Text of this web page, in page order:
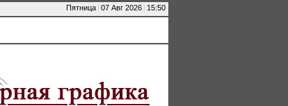
Пятница | 07 Авг 2026 | 15:50